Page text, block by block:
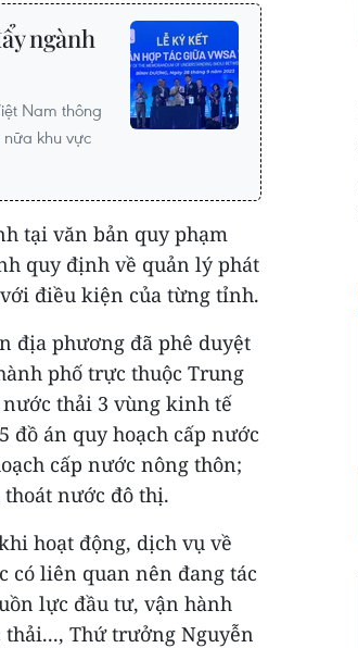
ngành
Nam thông
khu vực
tại văn bản quy phạm
quy định về quản lý phát
điều kiện của từng tỉnh.
địa phương đã phê duyệt
phố trực thuộc Trung
thải 3 vùng kinh tế
đồ án quy hoạch cấp nước
cấp nước nông thôn;
thoát nước đô thị.
hoạt động, dịch vụ về
có liên quan nên đang tác
lực đầu tư, vận hành
Thứ trưởng Nguyễn